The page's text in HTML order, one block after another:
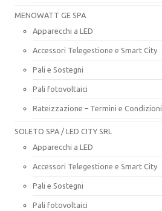
MENOWATT GE SPA
Apparecchi a LED
Accessori Telegestione e Smart City
Pali e Sostegni
Pali fotovoltaici
Rateizzazione – Termini e Condizioni
SOLETO SPA / LED CITY SRL
Apparecchi a LED
Accessori Telegestione e Smart City
Pali e Sostegni
Pali fotovoltaici